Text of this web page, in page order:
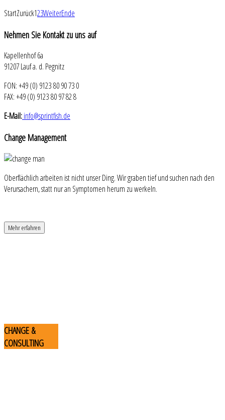
StartZurück123WeiterEnde
Nehmen Sie Kontakt zu uns auf
Kapellenhof 6a
91207 Lauf a. d. Pegnitz
FON: +49 (0) 9123 80 90 73 0
FAX: +49 (0) 9123 80 97 82 8
E-Mail:info@sprintfish.de
Change Management
Oberflächlich arbeiten ist nicht unser Ding. Wir graben tief und suchen nach den
Verursachern, statt nur an Symptomen herum zu werkeln.
Mehr erfahren
CHANGE &
CONSULTING